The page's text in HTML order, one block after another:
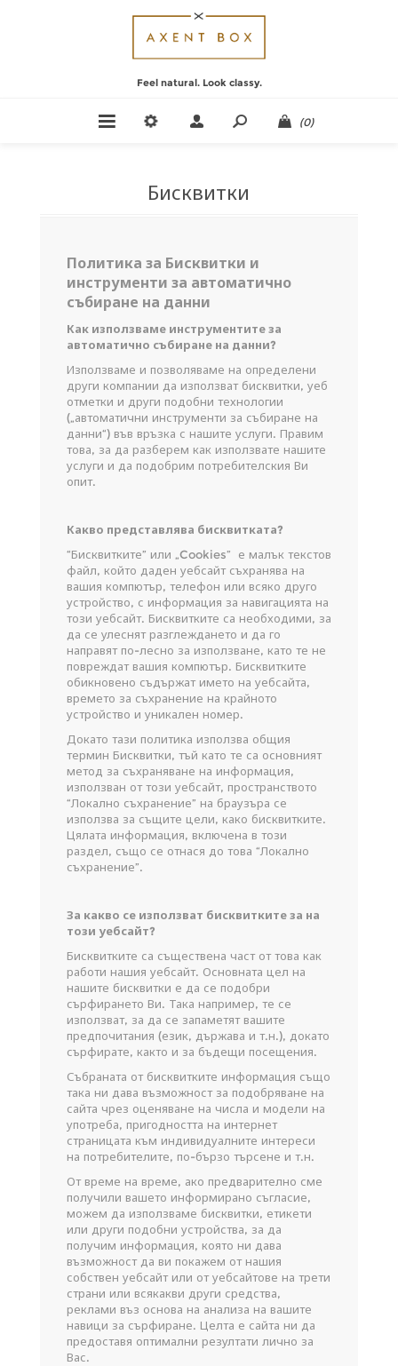
Feel natural. Look classy.
(0)
Бисквитки
Политика за Бисквитки и
инструменти за автоматично
събиране на данни
Как използваме инструментите за
автоматично събиране на данни?
Използваме и позволяваме на определени
други компании да използват бисквитки, уеб
отметки и други подобни технологии
(„автоматични инструменти за събиране на
данни“) във връзка с нашите услуги. Правим
това, за да разберем как използвате нашите
услуги и да подобрим потребителския Ви
опит.
Какво представлява бисквитката?
“Бисквитките” или „Cookies” е малък текстов
файл, който даден уебсайт съхранява на
вашия компютър, телефон или всяко друго
устройство, с информация за навигацията на
този уебсайт. Бисквитките са необходими, за
да се улеснят разглеждането и да го
направят по-лесно за използване, като те не
повреждат вашия компютър. Бисквитките
обикновено съдържат името на уебсайта,
времето за съхранение на крайното
устройство и уникален номер.
Докато тази политика използва общия
термин Бисквитки, тъй като те са основният
метод за съхраняване на информация,
използван от този уебсайт, пространството
“Локално съхранение” на браузъра се
използва за същите цели, како бисквитките.
Цялата информация, включена в този
раздел, също се отнася до това “Локално
съхранение”.
За какво се използват бисквитките за на
този уебсайт?
Бисквитките са съществена част от това как
работи нашия уебсайт. Основната цел на
нашите бисквитки е да се подобри
сърфирането Ви. Така например, те се
използват, за да се запаметят вашите
предпочитания (език, държава и т.н.), докато
сърфирате, както и за бъдещи посещения.
Събраната от бисквитките информация също
така ни дава възможност за подобряване на
сайта чрез оценяване на числа и модели на
употреба, пригодността на интернет
страницата към индивидуалните интереси
на потребителите, по-бързо търсене и т.н.
От време на време, ако предварително сме
получили вашето информирано съгласие,
можем да използваме бисквитки, етикети
или други подобни устройства, за да
получим информация, която ни дава
възможност да ви покажем от нашия
собствен уебсайт или от уебсайтове на трети
страни или всякакви други средства,
реклами въз основа на анализа на вашите
навици за сърфиране. Целта е сайта ни да
предоставя оптимални резултати лично за
Вас.